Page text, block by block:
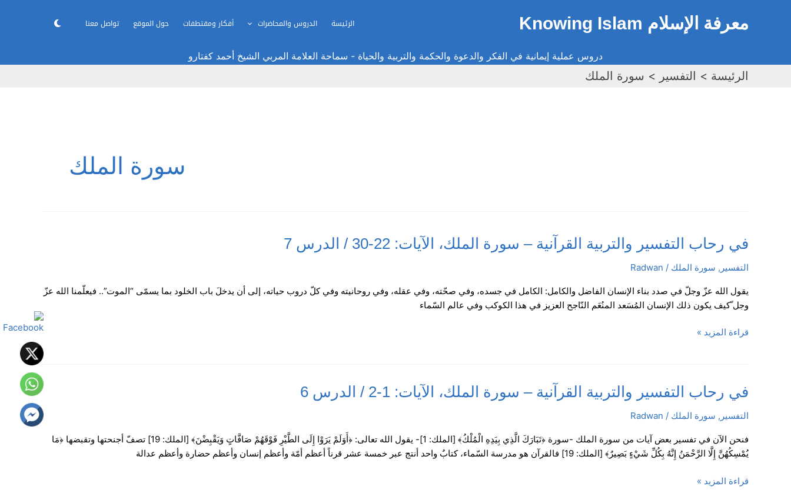
معرفة الإسلام Knowing Islam الرئيسة الدروس والمحاضرات أفكار ومقتطفات حول الموقع تواصل معنا
دروس عملية إيمانية في الفكر والدعوة والحكمة والتربية والحياة - سماحة العلامة المربي الشيخ أحمد كفتارو
الرئيسة التفسير سورة الملك
سورة الملك
في رحاب التفسير والتربية القرآنية – سورة الملك، الآيات: 22-30 / الدرس 7
التفسير , سورة الملك /
Radwan
يقول الله عزّ وجلّ في صدد بناء الإنسان الفاضل والكامل: الكامل في جسده، وفي صحّته، وفي عقله، وفي روحانيته وفي كلّ دروب حياته، إلى أن يدخلَ باب الخلود بما يسمّى “الموت”.. فيعلّمنا الله عزّ
وجل ّكيف يكون ذلك الإنسان المُسَعد المنُعَم النّاجح العزيز في هذا الكوكب وفي عالم السّماء
في
رحاب
التفسير
القرآنية
–
الملك،
/
الدرس
قراءة المزيد »
في رحاب التفسير والتربية القرآنية – سورة الملك، الآيات: 1-2 / الدرس 6
التفسير , سورة الملك /
Radwan
فنحن الآن في تفسير بعض آيات من سورة الملك -سورة ﴿‌تَبَارَكَ ‌الَّذِي ‌بِيَدِهِ ‌الْمُلْكُ﴾ [الملك: 1]- يقول الله تعالى: ﴿أَوَلَمْ يَرَوْا إِلَى الطَّيْرِ فَوْقَهُمْ صَافَّاتٍ وَيَقْبِضْنَ﴾ [الملك: 19] تصفّ أجنحتها وتقبضها ﴿مَا
يُمْسِكُهُنَّ إِلَّا الرَّحْمَنُ إِنَّهُ بِكُلِّ شَيْءٍ بَصِيرٌ﴾ [الملك: 19] فالقرآن هو مدرسة السّماء، كتابٌ واحد أنتج عبر خمسة عشر قرناً أعظم أمّة وأعظم إنسان وأعظم حضارة وأعظم عدالة
في
رحاب
التفسير
القرآنية
–
الملك،
قراءة المزيد »